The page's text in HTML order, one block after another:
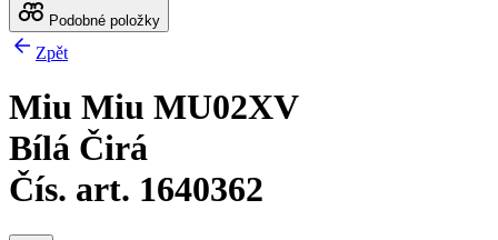
Podobné položky
Zpět
Miu Miu MU02XV
Bílá Čirá
Čís. art. 1640362